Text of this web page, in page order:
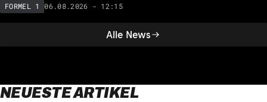
Alle News
FORMEL 1 06.08.2026 - 12:15
NEUESTE ARTIKEL